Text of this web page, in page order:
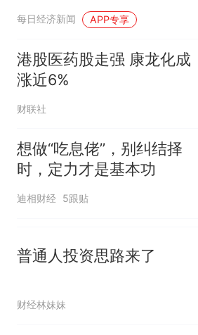
每日经济新闻 APP专享
港股医药股走强 康龙化成
涨近6%
财联社
想做“吃息佬”，别纠结择
时，定力才是基本功
迪相财经 5跟贴
普通人投资思路来了
财经林妹妹